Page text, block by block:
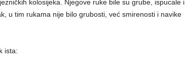
kolosijeka. Njegove ruke bile su grube, ispucale i
u tim rukama nije bilo grubosti, već smirenosti i navike
ista: